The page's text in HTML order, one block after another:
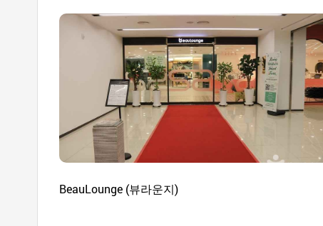
BeauLounge (뷰라운지)